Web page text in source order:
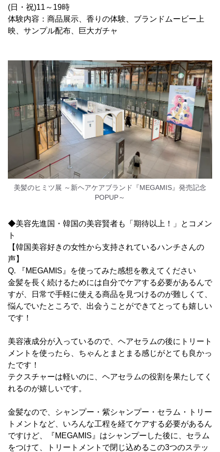
(日・祝)11～19時
体験内容：商品展示、香りの体験、ブランドムービー上
映、サンプル配布、巨大ガチャ
美髪のヒミツ展 ～新ヘアケアブランド『MEGAMIS』発売記念
POPUP～
◆美容先進国・韓国の美容賢者も「期待以上！」とコメン
ト
【韓国美容好きの女性から支持されているハンチさんの
声】
Q. 『MEGAMIS』を使ってみた感想を教えてください
金髪を長く続けるためには自分でケアする必要があるんで
すが、日常で手軽に使える商品を見つけるのが難しくて、
悩んでいたところで、出会うことができてとっても嬉しい
です！
美容液成分が入っているので、ヘアセラムの後にトリート
メントを使ったら、ちゃんとまとまる感じがとても良かっ
たです！
テクスチャーは軽いのに、ヘアセラムの役割を果たしてく
れるのが嬉しいです。
金髪なので、シャンプー・紫シャンプー・セラム・トリー
トメントなど、いろんな工程を経てケアする必要があるん
ですけど、『MEGAMIS』はシャンプーした後に、セラム
をつけて、トリートメントで閉じ込めるこの3つのステッ